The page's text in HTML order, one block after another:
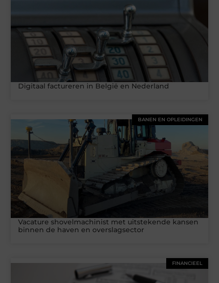
Digitaal factureren in België en Nederland
BANEN EN OPLEIDINGEN
Vacature shovelmachinist met uitstekende kansen
binnen de haven en overslagsector
FINANCIEEL